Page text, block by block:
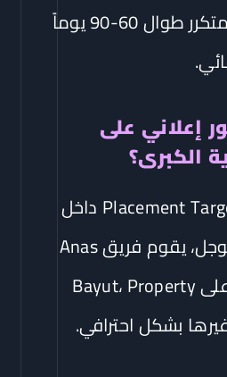
العقار يحتاج لتذكير متكرر طوال 60-90 يوماً
إعلاني على
الكبرى؟
عبر استراتيجية Placement Targeting داخل
الشبكة الإعلانية لجوجل، يقوم فريق Anas
Tech بحجز ظهورك على Bayut، Property